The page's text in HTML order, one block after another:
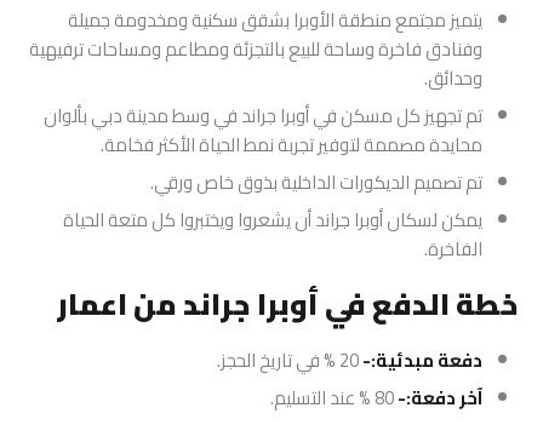
يتميز مجتمع منطقة الأوبرا بشقق سكنية ومخدومة جميلة
وفنادق فاخرة وساحة للبيع بالتجزئة ومطاعم ومساحات ترفيهية
وحدائق.
تم تجهيز كل مسكن في أوبرا جراند في وسط مدينة دبي بألوان
محايدة مصممة لتوفير تجربة نمط الحياة الأكثر فخامة.
تم تصميم الديكورات الداخلية بذوق خاص ورقي.
يمكن لسكان أوبرا جراند أن يشعروا ويختبروا كل متعة الحياة
الفاخرة.
خطة الدفع في أوبرا جراند من اعمار
دفعة مبدئية:-20 % في تاريخ الحجز.
آخر دفعة:-80 % عند التسليم.